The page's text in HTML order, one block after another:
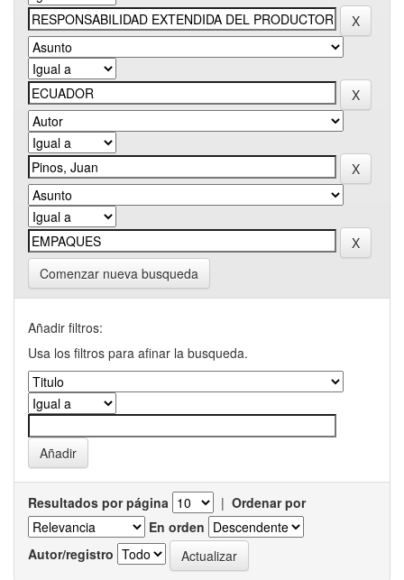
Comenzar nueva busqueda
Añadir filtros:
Usa los filtros para afinar la busqueda.
Resultados por página | Ordenar por
En orden
Autor/registro